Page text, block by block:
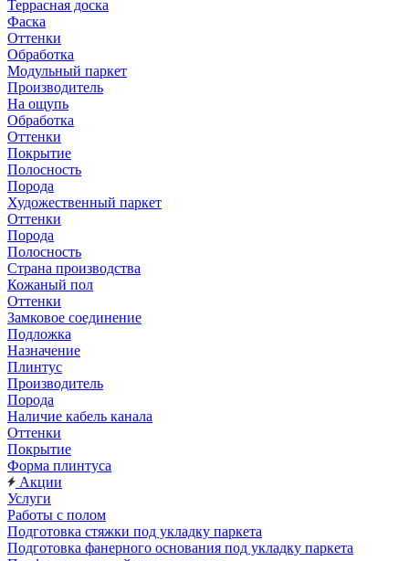
Террасная доска
Фаска
Оттенки
Обработка
Модульный паркет
Производитель
На ощупь
Обработка
Оттенки
Покрытие
Полосность
Порода
Художественный паркет
Оттенки
Порода
Полосность
Страна производства
Кожаный пол
Оттенки
Замковое соединение
Подложка
Назначение
Плинтус
Производитель
Порода
Наличие кабель канала
Оттенки
Покрытие
Форма плинтуса
Акции
Услуги
Работы с полом
Подготовка стяжки под укладку паркета
Подготовка фанерного основания под укладку паркета